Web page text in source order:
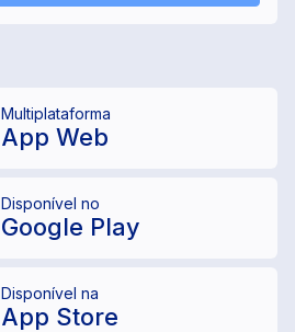
Multiplataforma
App Web
Disponível no
Google Play
Disponível na
App Store